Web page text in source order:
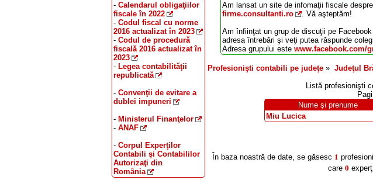
- Calendarul obligaţiilor
fiscale în 2022
- Codul fiscal cu norme
2016 actualizat în 2023
- Codul de procedură
fiscală 2016 actualizat în
2023
- Legea contabilităţii
republicată
- Convenţii de evitare a
dublei impuneri
- Ministerul Finanţelor
- ANAF
- Corpul Experţilor
Contabili şi Contabililor
Autorizaţi din
România
Am lansat un site de infomaţii fiscale
firme.consultanti.ro
. Vă aşteptăm!
Am înfiinţat un grup de discuţii pe
adresa întrebări şi veţi putea răspunde
Adresa grupului este www.facebook.com/
Profesionişti contabili pe judeţe» Judeţul
Listă profesionişti
Nume şi prenume
Miu Lucica
În baza noastră de date, se găsesc 1
care 0